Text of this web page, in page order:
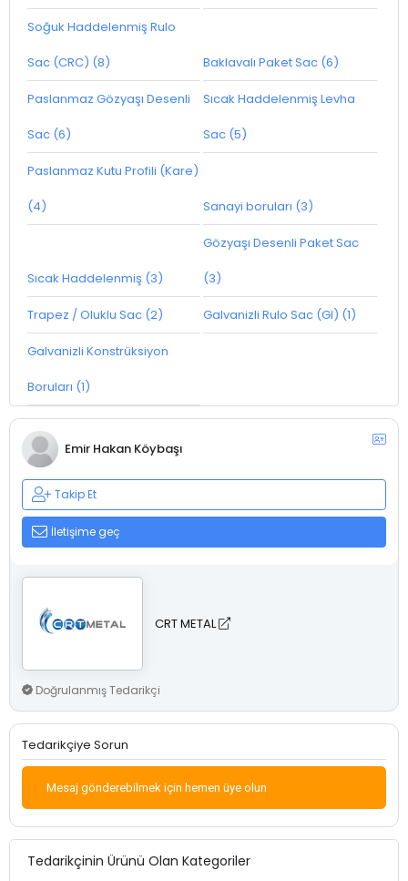
Soğuk Haddelenmiş Rulo
Sac (CRC) (8) Baklavalı Paket Sac (6)
Paslanmaz Gözyaşı Desenli
Sac (6)
Sıcak Haddelenmiş Levha
Sac (5)
Paslanmaz Kutu Profili (Kare)
(4) Sanayi boruları (3)
Sıcak Haddelenmiş (3)
Gözyaşı Desenli Paket Sac
(3)
Trapez / Oluklu Sac (2) Galvanizli Rulo Sac (GI) (1)
Galvanizli Konstrüksiyon
Boruları (1)
Emir Hakan Köybaşı
Takip Et
İletişime geç
CRT METAL
Doğrulanmış Tedarikçi
Tedarikçiye Sorun
Mesaj gönderebilmek için hemen üye olun
Tedarikçinin Ürünü Olan Kategoriler